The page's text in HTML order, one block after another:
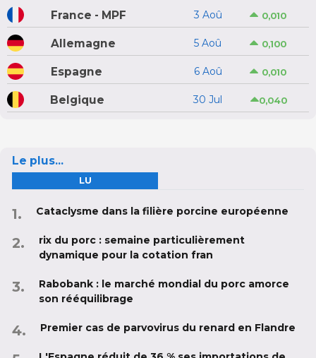
France - MPF 3 Aoû 0,010
Allemagne 5 Aoû 0,100
Espagne 6 Aoû 0,010
Belgique 30 Jul 0,040
Le plus...
LU
Cataclysme dans la filière porcine européenne
rix du porc : semaine particulièrement
dynamique pour la cotation fran
Rabobank : le marché mondial du porc amorce
son rééquilibrage
Premier cas de parvovirus du renard en Flandre